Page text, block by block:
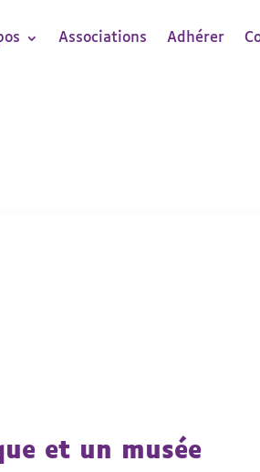
Associations Adhérer
et un musée